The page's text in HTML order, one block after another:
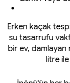
Erken kaçak
su tasarrufu
bir ev, damlayan
litre